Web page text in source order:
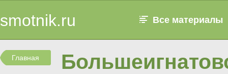
smotnik.ru Все материалы
Главная